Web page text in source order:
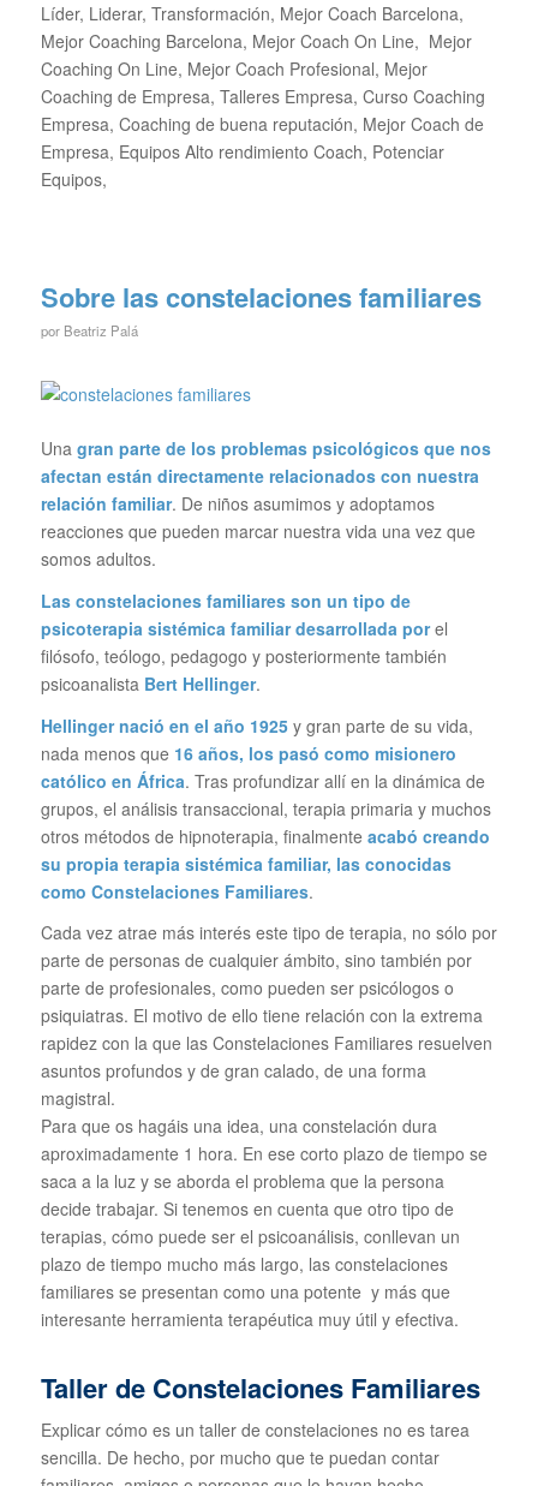
Líder, Liderar, Transformación, Mejor Coach Barcelona,
Mejor Coaching Barcelona, Mejor Coach On Line, Mejor
Coaching On Line, Mejor Coach Profesional, Mejor
Coaching de Empresa, Talleres Empresa, Curso Coaching
Empresa, Coaching de buena reputación, Mejor Coach de
Empresa, Equipos Alto rendimiento Coach, Potenciar
Equipos,
Sobre las constelaciones familiares
por Beatriz Palá
Una gran parte de los problemas psicológicos que nos
afectan están directamente relacionados con nuestra
relación familiar. De niños asumimos y adoptamos
reacciones que pueden marcar nuestra vida una vez que
somos adultos.
Las constelaciones familiares son un tipo de
psicoterapia sistémica familiar desarrollada porel
filósofo, teólogo, pedagogo y posteriormente también
psicoanalista Bert Hellinger.
Hellinger nació en el año 1925y gran parte de su vida,
nada menos que 16 años, los pasó como misionero
católico en África. Tras profundizar allí en la dinámica de
grupos, el análisis transaccional, terapia primaria y muchos
otros métodos de hipnoterapia, finalmente acabó creando
su propia terapia sistémica familiar, las conocidas
como Constelaciones Familiares.
Cada vez atrae más interés este tipo de terapia, no sólo por
parte de personas de cualquier ámbito, sino también por
parte de profesionales, como pueden ser psicólogos o
psiquiatras. El motivo de ello tiene relación con la extrema
rapidez con la que las Constelaciones Familiares resuelven
asuntos profundos y de gran calado, de una forma
magistral.
Para que os hagáis una idea, una constelación dura
aproximadamente 1 hora. En ese corto plazo de tiempo se
saca a la luz y se aborda el problema que la persona
decide trabajar. Si tenemos en cuenta que otro tipo de
terapias, cómo puede ser el psicoanálisis, conllevan un
plazo de tiempo mucho más largo, las constelaciones
familiares se presentan como una potente y más que
interesante herramienta terapéutica muy útil y efectiva.
Taller de Constelaciones Familiares
Explicar cómo es un taller de constelaciones no es tarea
sencilla. De hecho, por mucho que te puedan contar